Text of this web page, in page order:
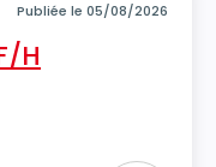
Publiée le 05/08/2026
H